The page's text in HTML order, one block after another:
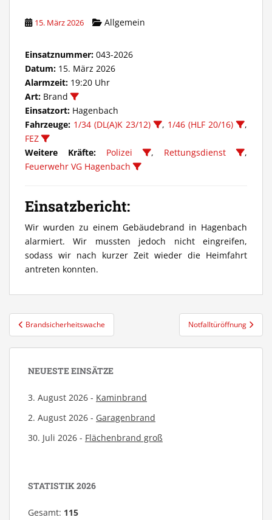
15. März 2026 Allgemein
Einsatznummer: 043-2026
Datum: 15. März 2026
Alarmzeit: 19:20 Uhr
Art: Brand
Einsatzort: Hagenbach
Fahrzeuge: 1/34 (DL(A)K 23/12) , 1/46 (HLF 20/16)
,
FEZ
Weitere Kräfte:
Polizei , Rettungsdienst
,
Feuerwehr VG Hagenbach
Einsatzbericht:
Wir wurden zu einem Gebäudebrand in Hagenbach
alarmiert. Wir mussten jedoch nicht eingreifen,
sodass wir nach kurzer Zeit wieder die Heimfahrt
antreten konnten.
Beitragsnavigation
Brandsicherheitswache Notfalltüröffnung
NEUESTE EINSÄTZE
3. August 2026 - Kaminbrand
2. August 2026 - Garagenbrand
30. Juli 2026 - Flächenbrand groß
STATISTIK 2026
Gesamt: 115